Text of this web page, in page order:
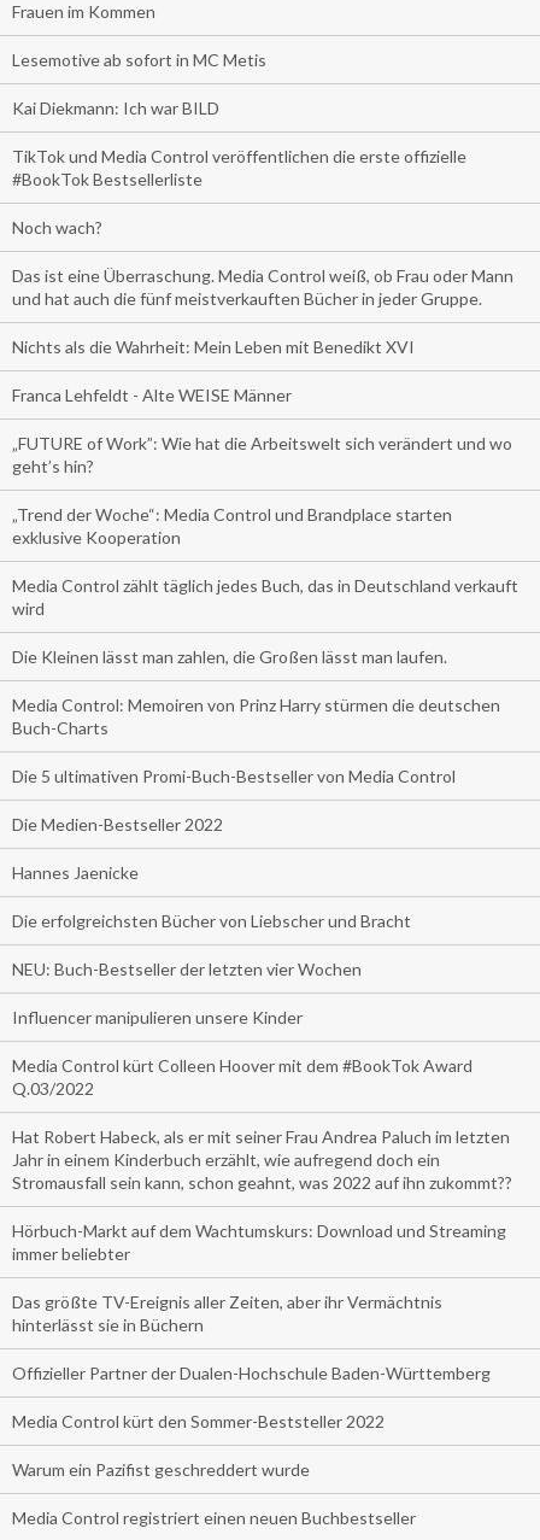
Frauen im Kommen
Lesemotive ab sofort in MC Metis
Kai Diekmann: Ich war BILD
TikTok und Media Control veröffentlichen die erste offizielle
#BookTok Bestsellerliste
Noch wach?
Das ist eine Überraschung. Media Control weiß, ob Frau oder Mann
und hat auch die fünf meistverkauften Bücher in jeder Gruppe.
Nichts als die Wahrheit: Mein Leben mit Benedikt XVI
Franca Lehfeldt - Alte WEISE Männer
„FUTURE of Work”: Wie hat die Arbeitswelt sich verändert und wo
geht’s hin?
„Trend der Woche“: Media Control und Brandplace starten
exklusive Kooperation
Media Control zählt täglich jedes Buch, das in Deutschland verkauft
wird
Die Kleinen lässt man zahlen, die Großen lässt man laufen.
Media Control: Memoiren von Prinz Harry stürmen die deutschen
Buch-Charts
Die 5 ultimativen Promi-Buch-Bestseller von Media Control
Die Medien-Bestseller 2022
Hannes Jaenicke
Die erfolgreichsten Bücher von Liebscher und Bracht
NEU: Buch-Bestseller der letzten vier Wochen
Influencer manipulieren unsere Kinder
Media Control kürt Colleen Hoover mit dem #BookTok Award
Q.03/2022
Hat Robert Habeck, als er mit seiner Frau Andrea Paluch im letzten
Jahr in einem Kinderbuch erzählt, wie aufregend doch ein
Stromausfall sein kann, schon geahnt, was 2022 auf ihn zukommt??
Hörbuch-Markt auf dem Wachtumskurs: Download und Streaming
immer beliebter
Das größte TV-Ereignis aller Zeiten, aber ihr Vermächtnis
hinterlässt sie in Büchern
Offizieller Partner der Dualen-Hochschule Baden-Württemberg
Media Control kürt den Sommer-Beststeller 2022
Warum ein Pazifist geschreddert wurde
Media Control registriert einen neuen Buchbestseller